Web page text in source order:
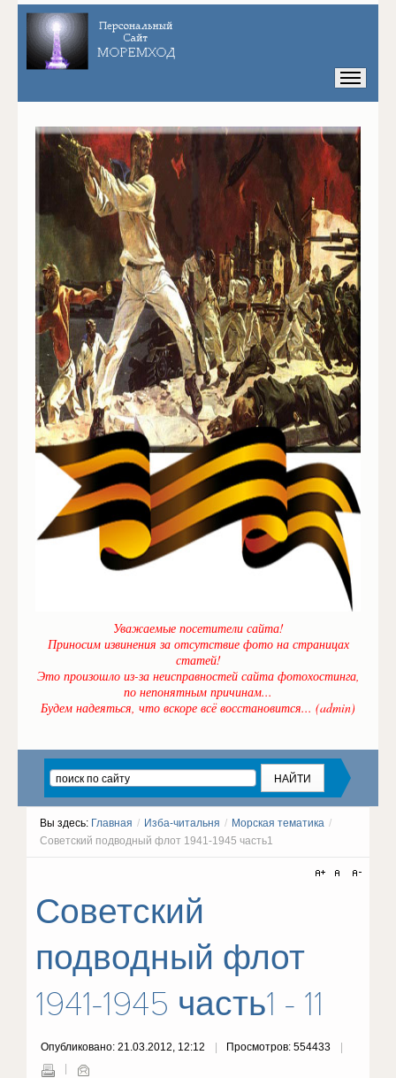
Уважаемые посетители сайта!
Приносим извинения за отсутствие фото на страницах
статей!
Это произошло из-за неисправностей сайта фотохостинга,
по непонятным причинам...
Будем надеяться, что вскоре всё восстановится... (admin)
Вы здесь: Главная / Изба-читальня / Морская тематика /
Советский подводный флот 1941-1945 часть1
Советский
подводный флот
1941-1945 часть1 - 11
Опубликовано: 21.03.2012, 12:12 Просмотров: 554433